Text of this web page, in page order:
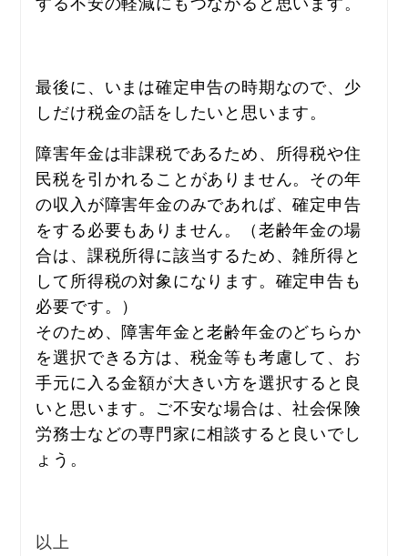
最後に、いまは確定申告の時期なので、少
しだけ税金の話をしたいと思います。
障害年金は非課税であるため、所得税や住
民税を引かれることがありません。その年
の収入が障害年金のみであれば、確定申告
をする必要もありません。（老齢年金の場
合は、課税所得に該当するため、雑所得と
して所得税の対象になります。確定申告も
必要です。）
そのため、障害年金と老齢年金のどちらか
を選択できる方は、税金等も考慮して、お
手元に入る金額が大きい方を選択すると良
いと思います。ご不安な場合は、社会保険
労務士などの専門家に相談すると良いでし
ょう。
以上